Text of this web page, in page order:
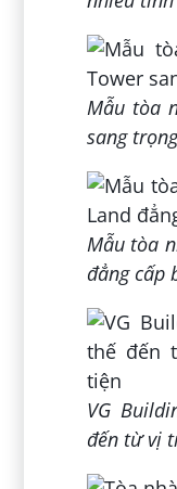
Mẫu tòa
sang
Mẫu tòa
đẳng cấp
VG
đến từ vị